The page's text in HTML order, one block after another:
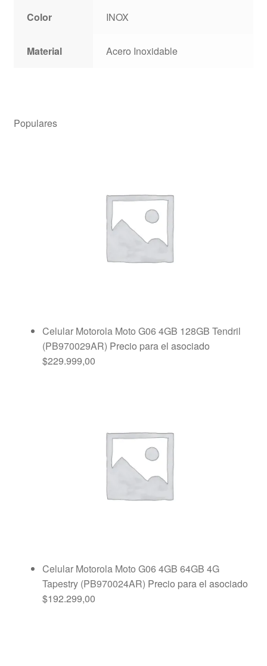
Color INOX
Material Acero Inoxidable
Populares
Celular Motorola Moto G06 4GB 128GB Tendril
(PB970029AR) Precio para el asociado
$229.999,00
Celular Motorola Moto G06 4GB 64GB 4G
Tapestry (PB970024AR) Precio para el asociado
$192.299,00